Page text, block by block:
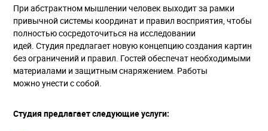
При абстрактном мышлении человек выходит за рамки
привычной системы координат и правил восприятия, чтобы
полностью сосредоточиться на исследовании
идей. Студия предлагает новую концепцию создания картин
без ограничений и правил. Гостей обеспечат необходимыми
материалами и защитным снаряжением. Работы
можно унести с собой.
Студия предлагает следующие услуги: